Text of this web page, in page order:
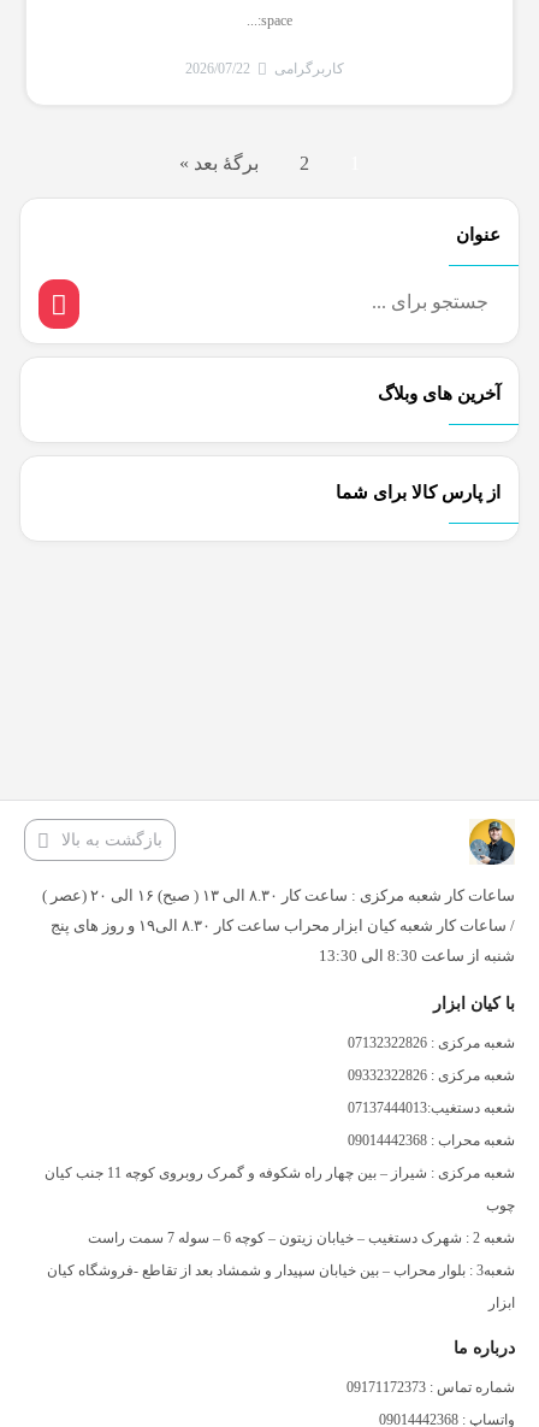
عنوان
آخرین های وبلاگ
از پارس کالا برای شما
space:...
کاربرگرامی 2026/07/22
2 برگهٔ بعد »
بازگشت به بالا
ساعات کار شعبه مرکزی : ساعت کار ۸.۳۰ الی ۱۳ ( صبح) ۱۶ الی ۲۰ (عصر )
/ ساعات کار شعبه کیان ابزار محراب ساعت کار ۸.۳۰ الی۱۹ و روز های پنج
شنبه از ساعت 8:30 الی 13:30
با کیان ابزار
شعبه مرکزی : 07132322826
شعبه مرکزی : 09332322826
شعبه دستغیب:07137444013
شعبه محراب : 09014442368
شعبه مرکزی : شیراز – بین چهار راه شکوفه و گمرک روبروی کوچه 11 جنب کیان
چوب
شعبه 2 : شهرک دستغیب – خیابان زیتون – کوچه 6 – سوله 7 سمت راست
شعبه3 : بلوار محراب – بین خیابان سپیدار و شمشاد بعد از تقاطع -فروشگاه کیان
ابزار
درباره ما
شماره تماس : 09171172373
واتساپ : 09014442368